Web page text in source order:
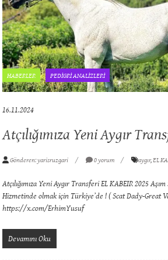
HABERLER PEDİGRİ ANALİZLERİ
16.11.2024
Atçılığımıza Yeni Aygır
Gönderen: yarisruzgari 0 yorum aygır,EL
Atçılığımıza Yeni Aygır Transferi EL KABEIR 2025
Hizmetinde olmak için Türkiye’de ! ( Scat Dady-Great
https://x.com/ErhimYusuf
Devamını Oku